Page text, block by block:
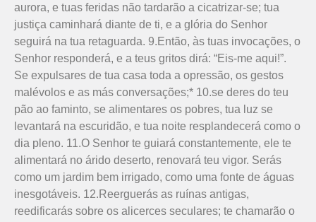
aurora, e tuas feridas não tardarão a cicatrizar-se; tua
justiça caminhará diante de ti, e a glória do Senhor
seguirá na tua retaguarda. 9.Então, às tuas invocações, o
Senhor responderá, e a teus gritos dirá: “Eis-me aqui!”.
Se expulsares de tua casa toda a opressão, os gestos
malévolos e as más conversações;* 10.se deres do teu
pão ao faminto, se alimentares os pobres, tua luz se
levantará na escuridão, e tua noite resplandecerá como o
dia pleno. 11.O Senhor te guiará constantemente, ele te
alimentará no árido deserto, renovará teu vigor. Serás
como um jardim bem irrigado, como uma fonte de águas
inesgotáveis. 12.Reerguerás as ruínas antigas,
reedificarás sobre os alicerces seculares; te chamarão o